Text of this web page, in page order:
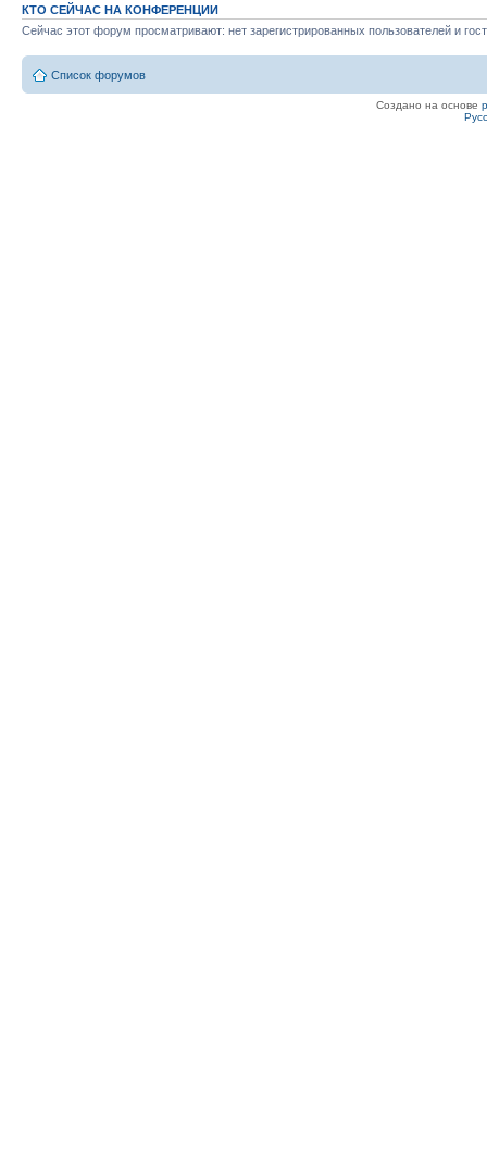
КТО СЕЙЧАС НА КОНФЕРЕНЦИИ
Сейчас этот форум просматривают: нет зарегистрированных пользователей и
Список форумов
Создано на основе